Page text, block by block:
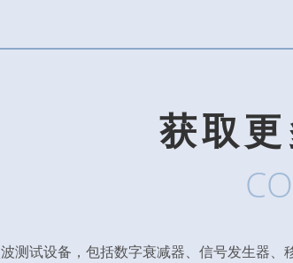
获取
测试设备，包括数字衰减器、信号发生器、